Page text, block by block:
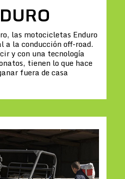
las motocicletas Enduro
a la conducción off-road.
y con una tecnología
tienen lo que hace
fuera de casa